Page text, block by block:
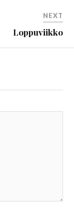
NEXT
Loppuviikko